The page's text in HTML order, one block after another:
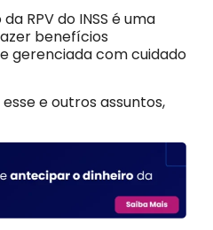
RPV do INSS é uma
benefícios
gerenciada com cuidado
e outros assuntos,